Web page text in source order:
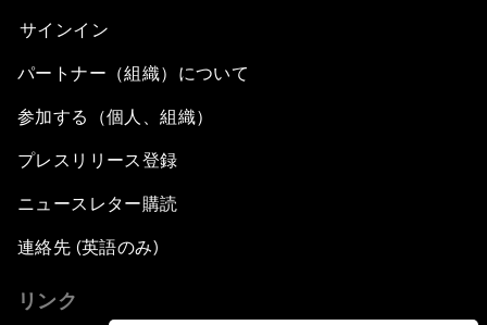
サインイン
パートナー（組織）について
参加する（個人、組織）
プレスリリース登録
ニュースレター購読
連絡先 (英語のみ)
リンク